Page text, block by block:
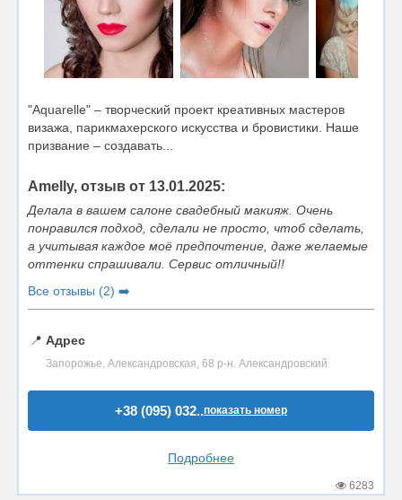
"Aquarelle" – творческий проект креативных мастеров
визажа, парикмахерского искусства и бровистики. Наше
призвание – создавать...
Amelly, отзыв от 13.01.2025:
Делала в вашем салоне свадебный макияж. Очень
понравился подход, сделали не просто, чтоб сделать,
а учитывая каждое моё предпочтение, даже желаемые
оттенки спрашивали. Сервис отличный!!
Все отзывы (2) ➡️
📍 Адрес
Запорожье, Александровская, 68 р-н. Александровский
+38 (095) 032..показать номер
Подробнее
6283